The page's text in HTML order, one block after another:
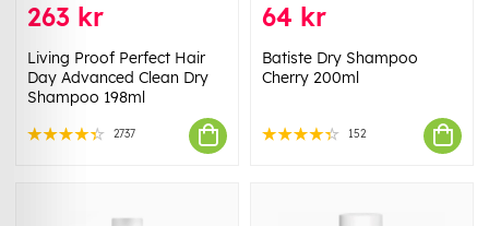
263 kr
Living Proof Perfect Hair
Day Advanced Clean Dry
Shampoo 198ml
2737
64 kr
Batiste Dry Shampoo
Cherry 200ml
152